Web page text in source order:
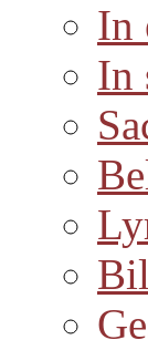
In
In